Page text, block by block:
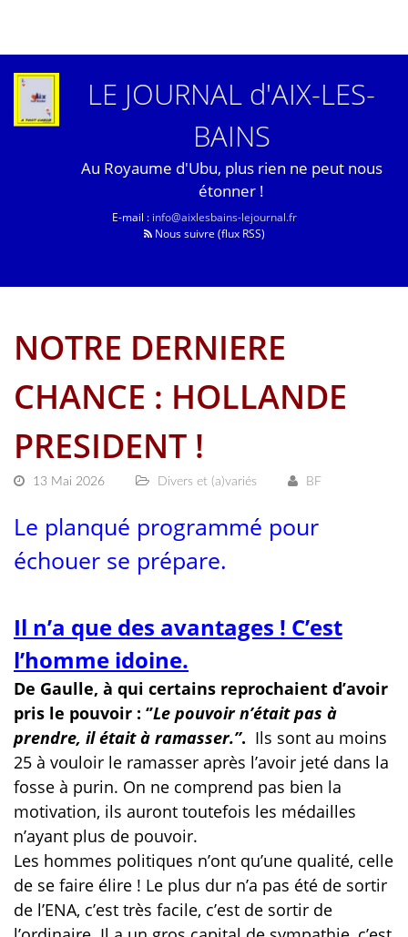
LE JOURNAL d'AIX-LES-
BAINS
Au Royaume d'Ubu, plus rien ne peut nous
étonner !
E-mail : info@aixlesbains-lejournal.fr
Nous suivre (flux RSS)
NOTRE DERNIERE
CHANCE : HOLLANDE
PRESIDENT !
13 Mai 2026 Divers et (a)variés BF
Le planqué programmé pour
échouer se prépare.
Il n’a que des avantages ! C’est
l’homme idoine.
De Gaulle, à qui certains reprochaient d’avoir
pris le pouvoir : ‘’Le pouvoir n’était pas à
prendre, il était à ramasser.’’. Ils sont au moins
25 à vouloir le ramasser après l’avoir jeté dans la
fosse à purin. On ne comprend pas bien la
motivation, ils auront toutefois les médailles
n’ayant plus de pouvoir.
Les hommes politiques n’ont qu’une qualité, celle
de se faire élire ! Le plus dur n’a pas été de sortir
de l’ENA, c’est très facile, c’est de sortir de